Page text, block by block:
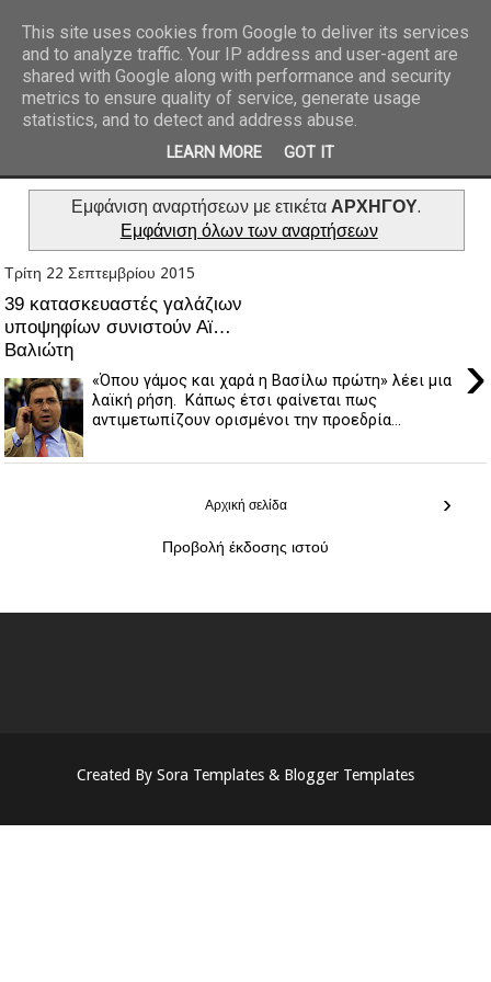
REPORTAZ NET
Εμφάνιση αναρτήσεων με ετικέτα ΑΡΧΗΓΟΥ.
Εμφάνιση όλων των αναρτήσεων
Τρίτη 22 Σεπτεμβρίου 2015
39 κατασκευαστές γαλάζιων
υποψηφίων συνιστούν Αϊ…
Βαλιώτη
›
«Όπου γάμος και χαρά η Βασίλω πρώτη» λέει μια
λαϊκή ρήση. Κάπως έτσι φαίνεται πως
αντιμετωπίζουν ορισμένοι την προεδρία...
›
Αρχική σελίδα
Προβολή έκδοσης ιστού
Created By Sora Templates & Blogger Templates
This site uses cookies from Google to deliver its services
and to analyze traffic. Your IP address and user-agent are
shared with Google along with performance and security
metrics to ensure quality of service, generate usage
statistics, and to detect and address abuse.
LEARN MORE GOT IT